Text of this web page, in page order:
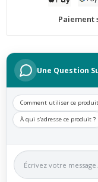
Paiement
Une Question
Comment utiliser ce
À qui s'adresse ce produit ?